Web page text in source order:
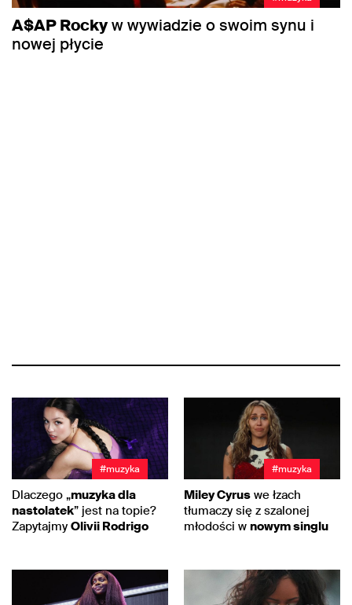
A$AP Rockyw wywiadzie o swoim synu i
nowej płycie
#muzyka
Dlaczego „muzyka dla
nastolatek” jest na topie?
Zapytajmy Olivii Rodrigo
#muzyka
Miley Cyrus we łzach
tłumaczy się z szalonej
młodości w nowym singlu